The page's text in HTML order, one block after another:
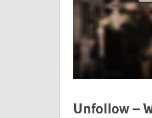
Unfollow –